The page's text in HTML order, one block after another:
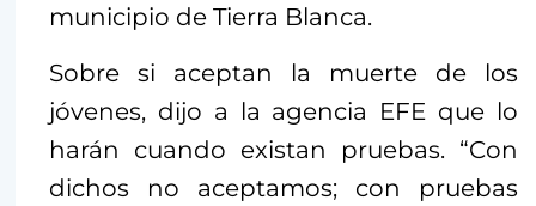
municipio de Tierra Blanca.
Sobre si aceptan la muerte de los
jóvenes, dijo a la agencia EFE que lo
harán cuando existan pruebas. “Con
dichos no aceptamos; con pruebas